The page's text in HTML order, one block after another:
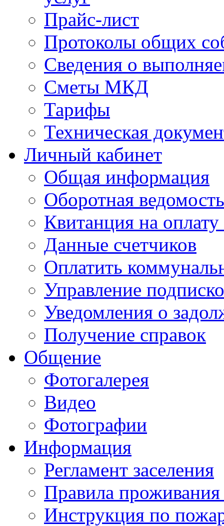
Прайс-лист
Протоколы общих
Сведения о
Сметы МКД
Тарифы
Техническая
Личный кабинет
Общая информация
Оборотная ведомость
Квитанция на
Данные счетчиков
Оплатить
Управление
Уведомления о
Получение справок
Общение
Фотогалерея
Видео
Фотографии
Информация
Регламент заселения
Правила
Инструкция по